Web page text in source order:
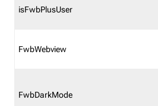
isFwbPlusUser
FwbWebview
FwbDarkMode